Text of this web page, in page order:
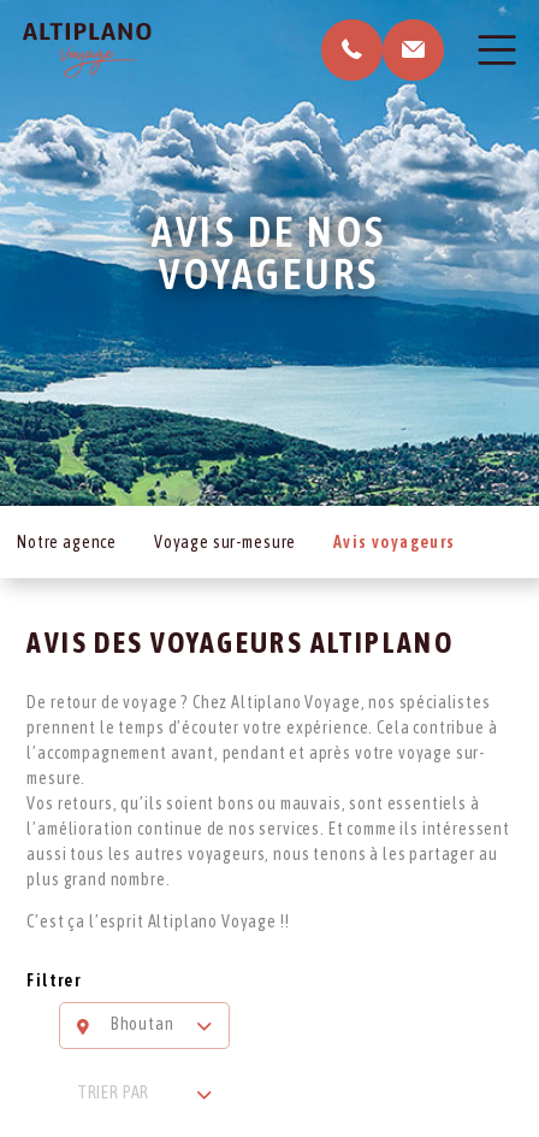
AVIS DE NOS
VOYAGEURS
Notre agence Voyage sur-mesure Avis voyageurs
AVIS DES VOYAGEURS ALTIPLANO
De retour de voyage ? Chez Altiplano Voyage, nos spécialistes
prennent le temps d’écouter votre expérience. Cela contribue à
l’accompagnement avant, pendant et après votre voyage sur-
mesure.
Vos retours, qu’ils soient bons ou mauvais, sont essentiels à
l’amélioration continue de nos services. Et comme ils intéressent
aussi tous les autres voyageurs, nous tenons à les partager au
plus grand nombre.
C’est ça l’esprit Altiplano Voyage !!
Filtrer
Bhoutan
TRIER PAR